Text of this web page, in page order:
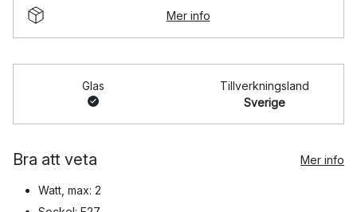
Mer info
Glas
Tillverkningsland
Sverige
Bra att veta Mer info
Watt, max: 2